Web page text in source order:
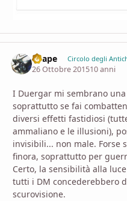
Shape Circolo degli
26 Ottobre 201510 anni
I Duergar mi sembrano
soprattutto se fai
diversi effetti fastidiosi
ammaliano e le illusioni),
invisibili... non male. Forse
finora, soprattutto per
Certo, la sensibilità alla
tutti i DM concederebbero
scurovisione.